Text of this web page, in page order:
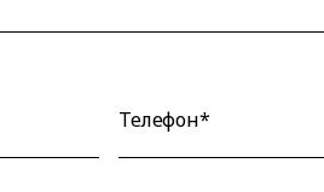
Телефон*